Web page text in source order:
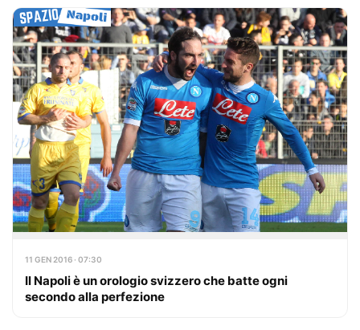
11 GEN 2016 · 07:30
Il Napoli è un orologio svizzero che batte ogni
secondo alla perfezione